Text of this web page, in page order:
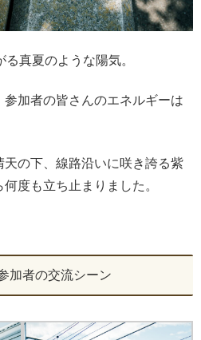
真夏のような陽気。
加者の皆さんのエネルギーは
の下、線路沿いに咲き誇る紫
度も立ち止まりました。
加者の交流シーン